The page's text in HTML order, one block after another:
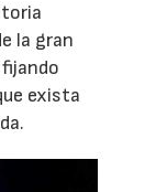
la gran
exista